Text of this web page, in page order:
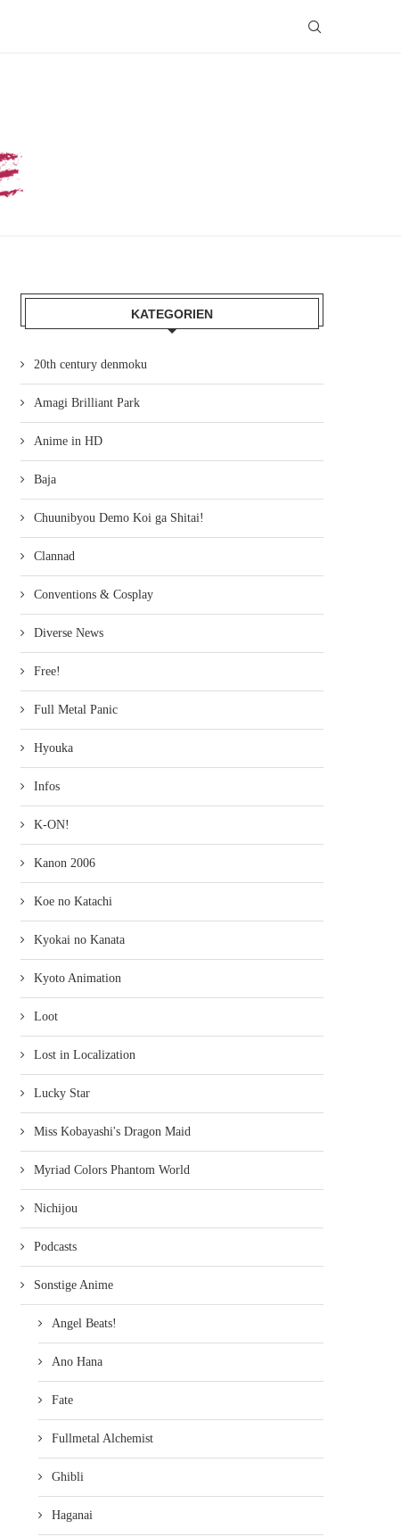
KATEGORIEN
20th century denmoku
Amagi Brilliant Park
Anime in HD
Baja
Chuunibyou Demo Koi ga Shitai!
Clannad
Conventions & Cosplay
Diverse News
Free!
Full Metal Panic
Hyouka
Infos
K-ON!
Kanon 2006
Koe no Katachi
Kyokai no Kanata
Kyoto Animation
Loot
Lost in Localization
Lucky Star
Miss Kobayashi's Dragon Maid
Myriad Colors Phantom World
Nichijou
Podcasts
Sonstige Anime
Angel Beats!
Ano Hana
Fate
Fullmetal Alchemist
Ghibli
Haganai